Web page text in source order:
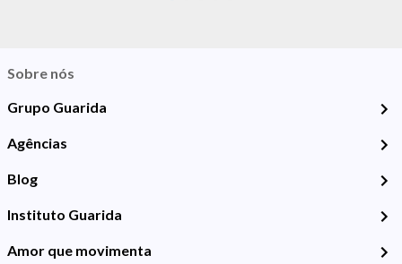
Sobre nós
Grupo Guarida
Agências
Blog
Instituto Guarida
Amor que movimenta